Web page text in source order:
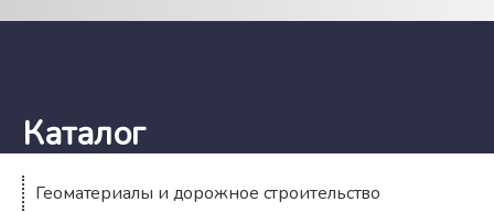
Каталог
Геоматериалы и дорожное строительство